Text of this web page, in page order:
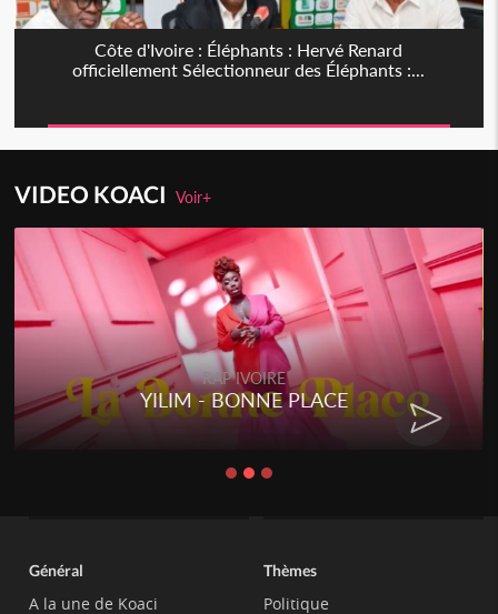
Côte d'Ivoire : Éléphants : Hervé Renard
officiellement Sélectionneur des Éléphants :...
VIDEO KOACIVoir+
RAP IVOIRE
YILIM - BONNE PLACE
Général
A la une de Koaci
Thèmes
Politique